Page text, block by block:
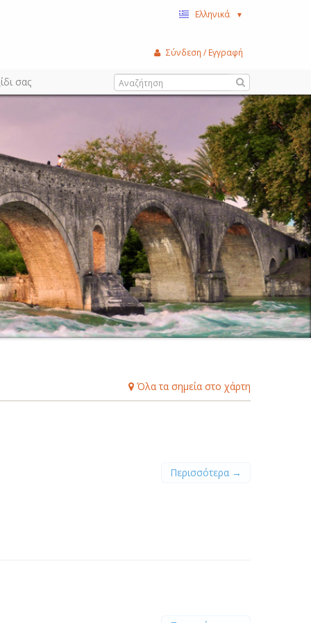
Ελληνικά ▼
σας
Σύνδεση / Εγγραφή
Όλα τα σημεία στο χάρτη
Περισσότερα →